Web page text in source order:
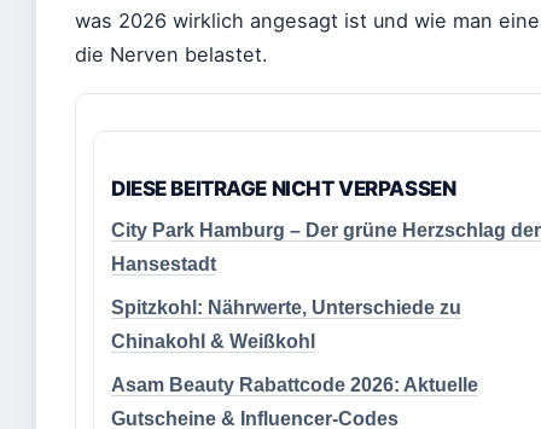
was 2026 wirklich angesagt ist und wie man
die Nerven belastet.
DIESE BEITRAGE NICHT VERPASSEN
City Park Hamburg – Der grüne Herzschlag der
Hansestadt
Spitzkohl: Nährwerte, Unterschiede zu
Chinakohl & Weißkohl
Asam Beauty Rabattcode 2026: Aktuelle
Gutscheine & Influencer-Codes